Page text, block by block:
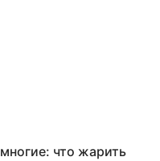
что жарить